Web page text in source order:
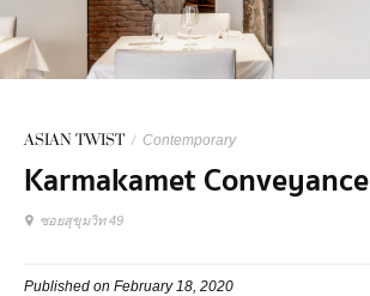
ASIAN TWIST / Contemporary
Karmakamet Conveyance
ซอยสุขุมวิท 49
Published on February 18, 2020